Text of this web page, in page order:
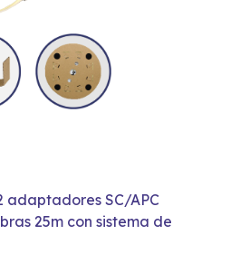
adaptadores SC/APC
25m con sistema de